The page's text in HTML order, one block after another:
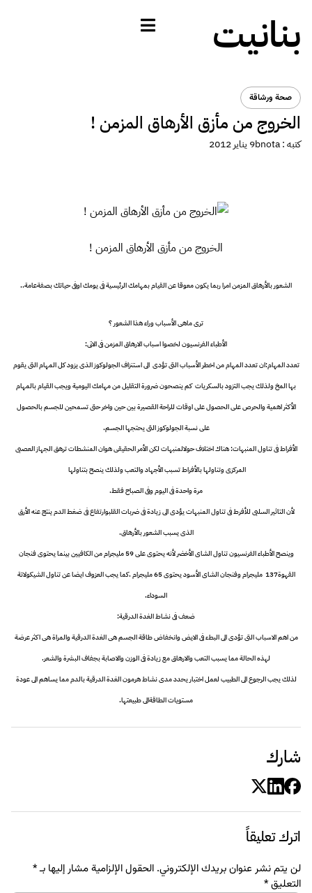
بنانيت
صحة ورشاقة
الخروج من مأزق الأرهاق المزمن !
كتبه :bnota9 يناير 2012
الخروج من مأزق الأرهاق المزمن !
الشعور بالأرهاق المزمن امرا ربما يكون معوقا عن القيام بمهامك الرئيسية فى يومك اوفى حياتك بصفةعامة..
ترى ماهى الأسباب وراء هذا الشعور ؟
الأطباء الفرنسيون لخصوا اسباب الارهاق المزمن فى الاتى:
تعدد المهام:ان تعدد المهام من اخطر الأسباب التى تؤدى الى استنزاف الجولوكوز الذى يزود كل المهام التى يقوم
بها المخ ولذلك يجب التزود بالسكريات كم ينصحون ضرورة التقليل من مهامك اليومية ويجب القيام بالمهام
الأكثر اهمية والحرص على الحصول على اوقات للراحة القصيرة بين حين واخر حتى تسمحين للجسم بالحصول
على نسبة الجولوكوز التى يحتجها الجسم.
الأفراط فى تناول المنبهات: هناك اختلاف حولالمنبهات لكن الأمر الحقيقى هوان المنشطات ترهق الجهاز العصبى
المركزى وتناولها بالأفراط تسبب الأجهاد والتعب ولذلك ينصح بتناولها
مرة واحدة فى اليوم وفى الصباح فقط.
لأن التاثير السلبى للأفرط فى تناول المنبهات يؤدى الى زيادة فى ضربات القلبوارتفاع فى ضغط الدم ينتج عنه الأرق
الذى يسبب الشعور بالأرهاق.
وينصح الأطباء الفرنسيون تناول الشاى الأخضر لأنه يحتوى على 59 مليجرام من الكافيين بينما يحتوى فنجان
القهوة137 مليجرام وفنجان الشاى الأسود يحتوى 65 مليجرام .كما يجب العزوف ايضا عن تناول الشيكولاتة
السوداء.
ضعف فى نشاط الغدة الدرقية:
من اهم الاسباب التى تؤدى الى البطء فى الايض وانخفاض طاقة الجسم هى الغدة الدرقية والمراة هى اكثر عرضة
لهذه الحالة مما يسبب التعب والارهاق مع زيادة فى الوزن والاصابة بجفاف البشرة والشعر.
لذلك يجب الرجوع الى الطبيب لعمل اختبار يحدد مدى نشاط هرمون الغدة الدرقية بالدم مما يساهم الى عودة
مستويات الطاقةالى طبيعتها.
شارك
اترك تعليقاً
لن يتم نشر عنوان بريدك الإلكتروني. الحقول الإلزامية مشار إليها بـ*
التعليق*